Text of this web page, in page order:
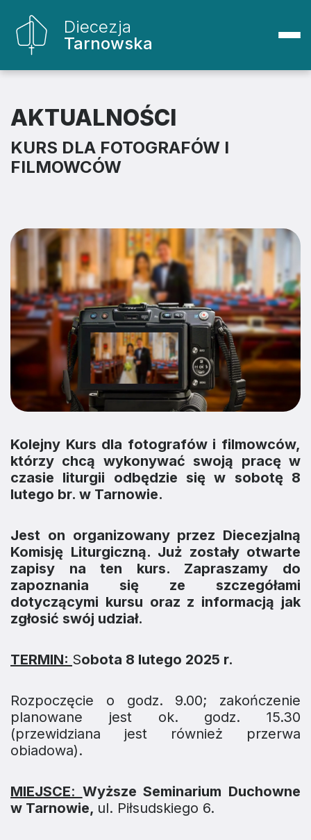
Diecezja
Tarnowska
AKTUALNOŚCI
KURS DLA FOTOGRAFÓW I
FILMOWCÓW
Kolejny Kurs dla fotografów i filmowców,
którzy chcą wykonywać swoją pracę w
czasie liturgii odbędzie się w sobotę 8
lutego br. w Tarnowie.
Jest on organizowany przez Diecezjalną
Komisję Liturgiczną. Już zostały otwarte
zapisy na ten kurs. Zapraszamy do
zapoznania się ze szczegółami
dotyczącymi kursu oraz z informacją jak
zgłosić swój udział.
TERMIN: Sobota 8 lutego 2025 r.
Rozpoczęcie o godz. 9.00; zakończenie
planowane jest ok. godz. 15.30
(przewidziana jest również przerwa
obiadowa).
MIEJSCE: Wyższe Seminarium Duchowne
w Tarnowie, ul. Piłsudskiego 6.